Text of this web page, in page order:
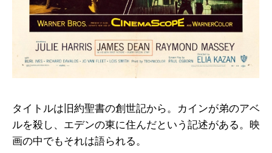
タイトルは旧約聖書の創世記から。カインが弟のアベ
ルを殺し、エデンの東に住んだという記述がある。映
画の中でもそれは語られる。